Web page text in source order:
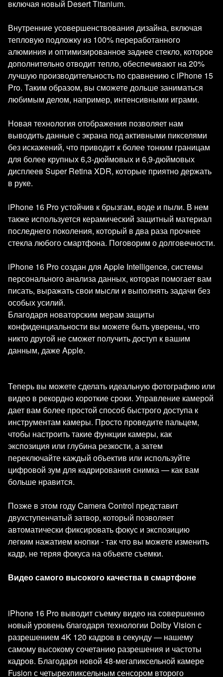
включая новый Desert Titanium.
Внутренние усовершенствования дизайна, включая
тепловую подложку из 100% переработанного
алюминия и оптимизированное заднее стекло, которое
дополнительно отводит тепло, обеспечивают на 20%
лучшую производительность по сравнению с iPhone 15
Pro. Таким образом, вы сможете дольше заниматься
любимым делом, например, интенсивными играми.
Новая технология отображения позволяет нам
выводить данные с экрана под активными пикселями
без искажений, что приводит к более тонким границам
для более крупных 6,3-дюймовых и 6,9-дюймовых
дисплеев Super Retina XDR, которые приятно держать
в руке.
iPhone 16 Pro устойчив к брызгам, воде и пыли. В нем
также используется керамический защитный материал
последнего поколения, который в два раза прочнее
стекла любого смартфона. Поговорим о долговечности.
iPhone 16 Pro создан для Apple Intelligence, системы
персонального анализа данных, которая помогает вам
писать, выражать свои мысли и выполнять задачи без
особых усилий.
Благодаря новаторским мерам защиты
конфиденциальности вы можете быть уверены, что
никто другой не сможет получить доступ к вашим
данным, даже Apple.
Теперь вы можете сделать идеальную фотографию или
видео в рекордно короткие сроки. Управление камерой
дает вам более простой способ быстрого доступа к
инструментам камеры. Просто проведите пальцем,
чтобы настроить такие функции камеры, как
экспозиция или глубина резкости, а затем
переключайте каждый объектив или используйте
цифровой зум для кадрирования снимка — как вам
больше нравится.
Позже в этом году Camera Control представит
двухступенчатый затвор, который позволяет
автоматически фиксировать фокус и экспозицию
легким нажатием кнопки - так что вы можете изменить
кадр, не теряя фокуса на объекте съемки.
Видео самого высокого качества в смартфоне
iPhone 16 Pro выводит съемку видео на совершенно
новый уровень благодаря технологии Dolby Vision с
разрешением 4K 120 кадров в секунду — нашему
самому высокому сочетанию разрешения и частоты
кадров. Благодаря новой 48-мегапиксельной камере
Fusion с четырехпиксельным сенсором второго